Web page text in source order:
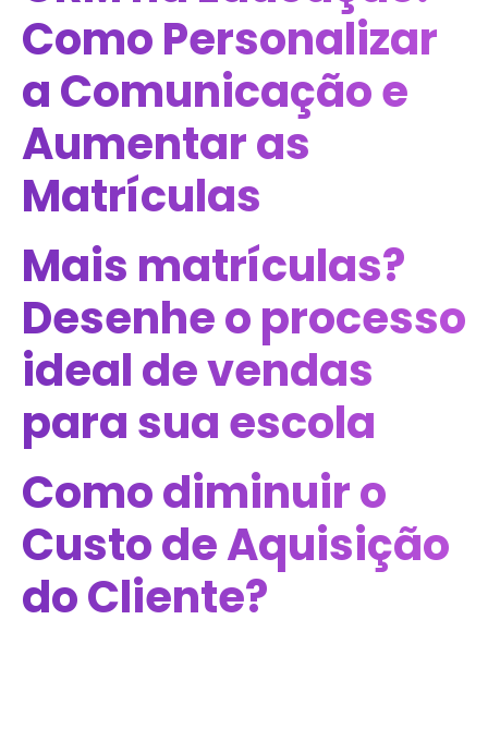
Como Personalizar
a Comunicação e
Aumentar as
Matrículas
Mais matrículas?
Desenhe o processo
ideal de vendas
para sua escola
Como diminuir o
Custo de Aquisição
do Cliente?